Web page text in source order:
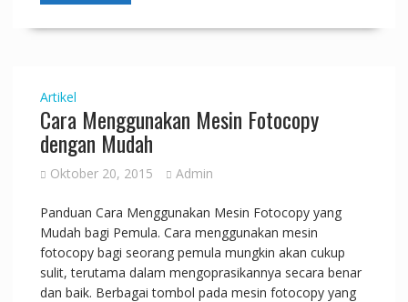
Artikel
Cara Menggunakan Mesin Fotocopy
dengan Mudah
Oktober 20, 2015 Admin
Panduan Cara Menggunakan Mesin Fotocopy yang
Mudah bagi Pemula. Cara menggunakan mesin
fotocopy bagi seorang pemula mungkin akan cukup
sulit, terutama dalam mengoprasikannya secara benar
dan baik. Berbagai tombol pada mesin fotocopy yang